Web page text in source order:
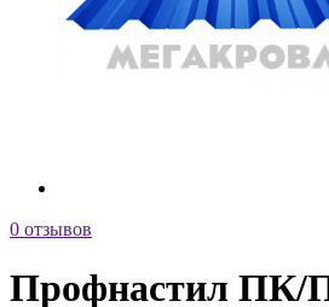
0 отзывов
Профнастил ПК/